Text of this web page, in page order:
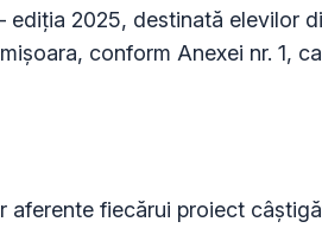
ediția 2025, destinată elevilor
conform Anexei nr. 1,
aferente fiecărui proiect